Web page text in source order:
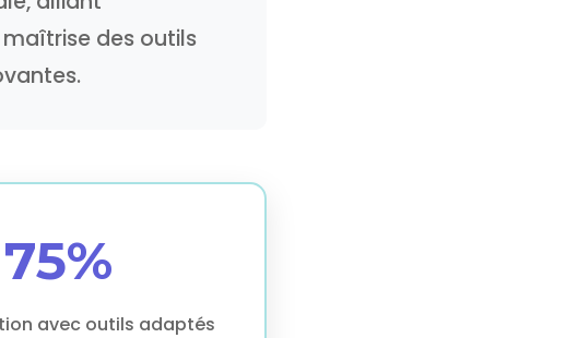
des outils
75%
avec outils adaptés